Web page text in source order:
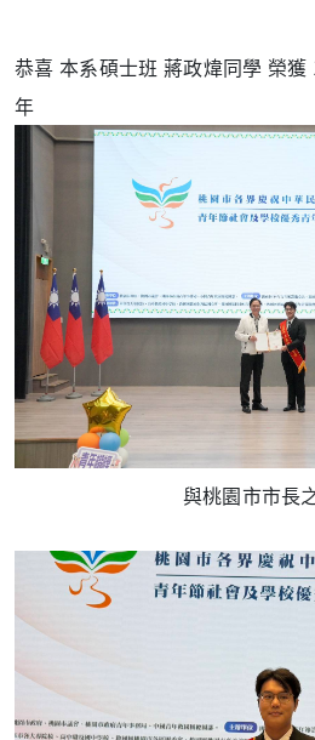
恭喜 本系碩士班 蔣政煒同學 榮
年
與桃園市市長